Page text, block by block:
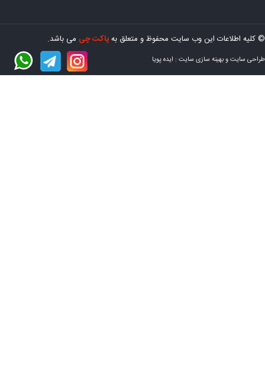
© کلیه اطلاعات این وب سایت محفوظ و متعلق بهپاکت چی می باشد.
طراحی سایتوبهینه سازی سایت : ایده پویا